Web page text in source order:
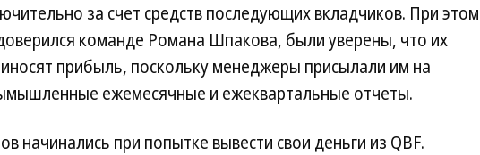
за счет средств последующих вкладчиков. При этом
команде Романа Шпакова, были уверены, что их
прибыль, поскольку менеджеры присылали им на
ежемесячные и ежеквартальные отчеты.
начинались при попытке вывести свои деньги из QBF.